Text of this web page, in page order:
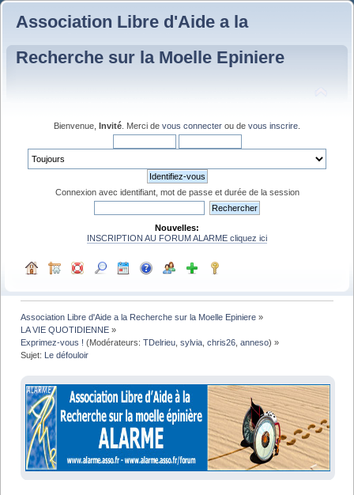
Association Libre d'Aide a la
Recherche sur la Moelle Epiniere
Bienvenue, Invité . Merci de vous connecter ou de vous inscrire
Connexion avec identifiant, mot de passe et durée de la session
Nouvelles:
INSCRIPTION AU FORUM ALARME cliquez ici
Association Libre d'Aide a la Recherche sur la Moelle Epiniere »
LA VIE QUOTIDIENNE »
Exprimez-vous ! (Modérateurs:TDelrieu ,sylvia ,chris26 ,anneso) »
Sujet: Le défouloir